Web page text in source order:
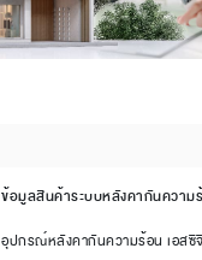
ข้อมูลสินค้าระบบหลังคากันความ
อุปกรณ์หลังคากันความร้อน เอสซีจี